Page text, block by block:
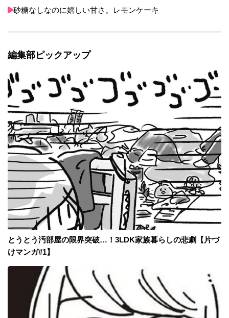
砂糖なしなのに嬉しい甘さ。レモンケーキ
編集部ピックアップ
とうとう汚部屋の限界突破…！3LDK家族暮らしの悲劇【片づ
けマンガ#1】